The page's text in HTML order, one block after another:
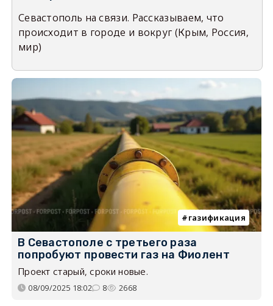
Севастополь на связи. Рассказываем, что
происходит в городе и вокруг (Крым, Россия,
мир)
газификация
В Севастополе с третьего раза
попробуют провести газ на Фиолент
Проект старый, сроки новые.
08/09/2025 18:02 8 2668